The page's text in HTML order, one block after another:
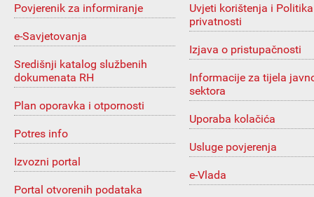
Povjerenik za informiranje
e-Savjetovanja
Središnji katalog službenih
dokumenata RH
Plan oporavka i otpornosti
Potres info
Izvozni portal
Portal otvorenih podataka
Uvjeti korištenja i Politika
privatnosti
Izjava o pristupačnosti
Informacije za tijela
sektora
Uporaba kolačića
Usluge povjerenja
e-Vlada